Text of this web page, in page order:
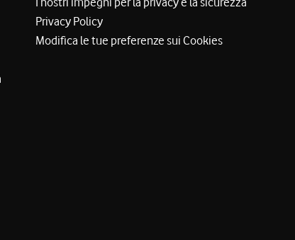
Privacy Policy
Modifica le tue preferenze sui Cookies